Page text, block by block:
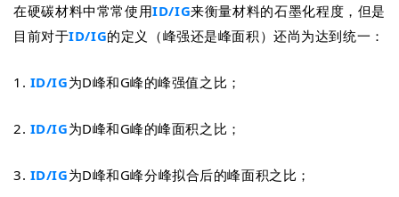
在硬碳材料中常常使用ID/IG来衡量材料的石墨化程度，但是
目前对于ID/IG的定义（峰强还是峰面积）还尚为达到统一：
1. ID/IG为D峰和G峰的峰强值之比；
2. ID/IG为D峰和G峰的峰面积之比；
3. ID/IG为D峰和G峰分峰拟合后的峰面积之比；